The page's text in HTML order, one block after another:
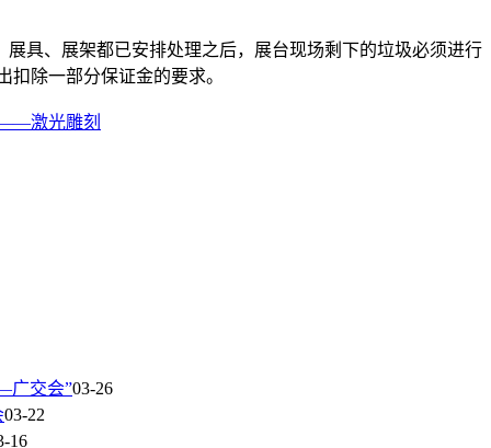
、展架都已安排处理之后，展台现场剩下的垃圾必须进行
除一部分保证金的要求。
激光雕刻
广交会”03-26
03-22
16